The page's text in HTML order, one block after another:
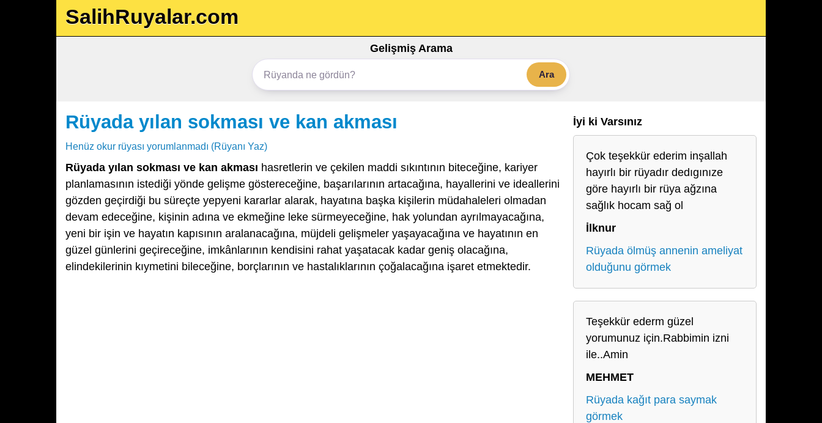
SalihRuyalar.com
Gelişmiş Arama
Ara
Rüyada yılan sokması ve kan akması
Henüz okur rüyası yorumlanmadı (Rüyanı Yaz)
Rüyada yılan sokması ve kan akması hasretlerin ve çekilen maddi sıkıntının biteceğine, kariyer
planlamasının istediği yönde gelişme göstereceğine, başarılarının artacağına, hayallerini ve ideallerini
gözden geçirdiği bu süreçte yepyeni kararlar alarak, hayatına başka kişilerin müdahaleleri olmadan
devam edeceğine, kişinin adına ve ekmeğine leke sürmeyeceğine, hak yolundan ayrılmayacağına,
yeni bir işin ve hayatın kapısının aralanacağına, müjdeli gelişmeler yaşayacağına ve hayatının en
güzel günlerini geçireceğine, imkânlarının kendisini rahat yaşatacak kadar geniş olacağına,
elindekilerinin kıymetini bileceğine, borçlarının ve hastalıklarının çoğalacağına işaret etmektedir.
İyi ki Varsınız
Çok teşekkür ederim inşallah
hayırlı bir rüyadır dedıgınıze
göre hayırlı bir rüya ağzına
sağlık hocam sağ ol
İlknur
Rüyada ölmüş annenin ameliyat
olduğunu görmek
Teşekkür ederm güzel
yorumunuz için.Rabbimin izni
ile..Amin
MEHMET
Rüyada kağıt para saymak
görmek